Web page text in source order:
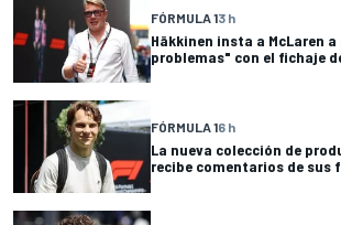
FÓRMULA 13 h
Häkkinen insta a McLaren
problemas" con el fichaje
FÓRMULA 16 h
La nueva colección de
recibe comentarios de sus